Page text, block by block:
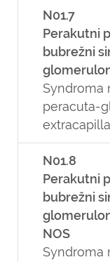
N01.7
Perakutni
bubrežni
Syndroma
peracuta-
N01.8
Perakutni
bubrežni
NOS
Syndroma